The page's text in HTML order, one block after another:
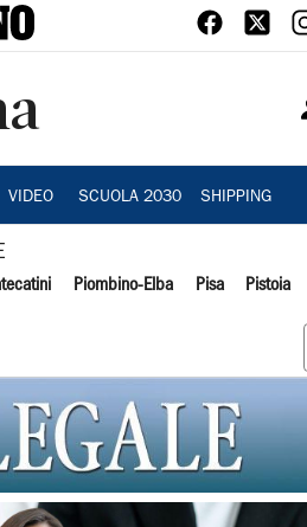
VIDEO SCUOLA 2030 SHIPPING
Piombino-Elba Pisa Pistoia